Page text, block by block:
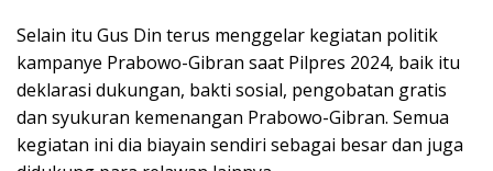
Selain itu Gus Din terus menggelar kegiatan politik
kampanye Prabowo-Gibran saat Pilpres 2024, baik itu
deklarasi dukungan, bakti sosial, pengobatan gratis
dan syukuran kemenangan Prabowo-Gibran. Semua
kegiatan ini dia biayain sendiri sebagai besar dan juga